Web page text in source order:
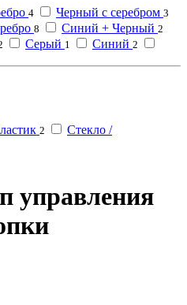
4 Черный с серебром 3
8 Синий + Черный 2
Серый 1 Синий 2
2
Стекло /
управления